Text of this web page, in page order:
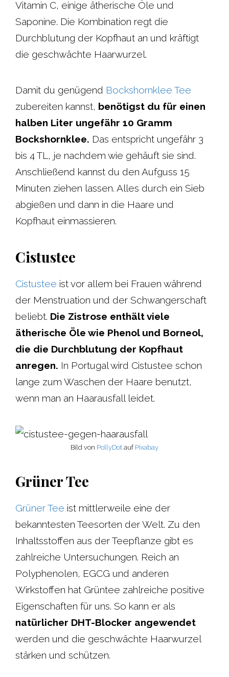
Vitamin C, einige ätherische Öle und
Saponine. Die Kombination regt die
Durchblutung der Kopfhaut an und kräftigt
die geschwächte Haarwurzel.
Damit du genügend Bockshornklee Tee
zubereiten kannst, benötigst du für einen
halben Liter ungefähr 10 Gramm
Bockshornklee. Das entspricht ungefähr 3
bis 4 TL, je nachdem wie gehäuft sie sind.
Anschließend kannst du den Aufguss 15
Minuten ziehen lassen. Alles durch ein Sieb
abgießen und dann in die Haare und
Kopfhaut einmassieren.
Cistustee
Cistustee ist vor allem bei Frauen während
der Menstruation und der Schwangerschaft
beliebt. Die Zistrose enthält viele
ätherische Öle wie Phenol und Borneol,
die die Durchblutung der Kopfhaut
anregen. In Portugal wird Cistustee schon
lange zum Waschen der Haare benutzt,
wenn man an Haarausfall leidet.
Bild von PollyDot auf Pixabay
Grüner Tee
Grüner Tee ist mittlerweile eine der
bekanntesten Teesorten der Welt. Zu den
Inhaltsstoffen aus der Teepflanze gibt es
zahlreiche Untersuchungen. Reich an
Polyphenolen, EGCG und anderen
Wirkstoffen hat Grüntee zahlreiche positive
Eigenschaften für uns. So kann er als
natürlicher DHT-Blocker angewendet
werden und die geschwächte Haarwurzel
stärken und schützen.